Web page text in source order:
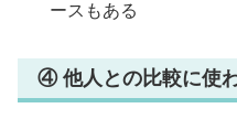
ースもある
④ 他人との比較に使